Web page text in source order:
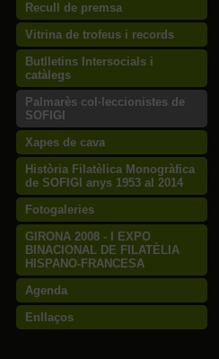
Recull de premsa
Vitrina de trofeus i records
Butlletins Intersocials i
catàlegs
Palmarès col·leccionistes de
SOFIGI
Xapes de cava
Història Filatèlica Monogràfica
de SOFIGI anys 1953 al 2014
Fotogaleries
GIRONA 2008 - I EXPO
BINACIONAL DE FILATÈLIA
HISPANO-FRANCESA
Agenda
Enllaços